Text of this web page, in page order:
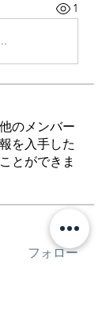
1
のメンバー
を入手した
とができま
フォロー